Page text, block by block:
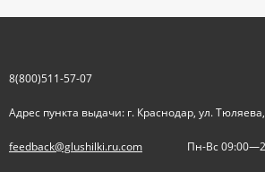
8(800)511-57-07
Адрес пункта выдачи: г. Краснодар, ул.
feedback@glushilki.ru.com Пн-Вс